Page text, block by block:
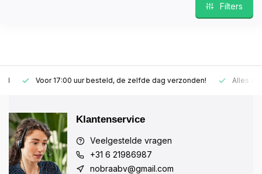
Filters
Voor 17:00 uur besteld, de zelfde dag verzonden! Alles op
Klantenservice
Veelgestelde vragen
+31 6 21986987
nobraabv@gmail.com